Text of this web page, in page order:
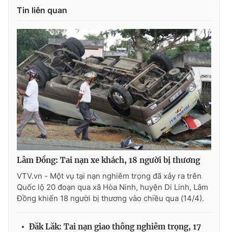
Khán giả
Giải sao mai
Âm nhạc
Du lịch
Làm đẹp
Chất lượng cuộc sống
Tuyển sinh
Học trực tuyến
Công nghệ
Hitech Công nghệ tương lai
Sản phẩm
Thị trường
Tư vấn
Giao lưu trực tuyến
Lịch phát sóng
Chuyên mục khác
Emagazine Podcast
Photo Infographic
Video Shorts video
Tin liên quan
Lâm Đồng: Tai nạn xe khách, 18 người bị thương
VTV.vn - Một vụ tại nạn nghiêm trọng đã xảy ra trên
Quốc lộ 20 đoạn qua xã Hòa Ninh, huyện Di Linh, Lâm
Đồng khiến 18 người bị thương vào chiều qua (14/4).
Đăk Lăk: Tai nạn giao thông nghiêm trọng, 17